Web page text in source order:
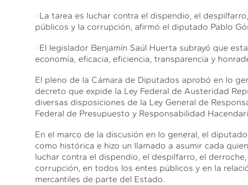
· La tarea es luchar contra el dispendio, el
públicos y la corrupción, afirmó el diputado Pablo
· El legislador Benjamín Saúl Huerta subrayó que
economía, eficacia, eficiencia, transparencia y
El pleno de la Cámara de Diputados aprobó en lo
decreto que expide la Ley Federal de Austeridad
diversas disposiciones de la Ley General de
Federal de Presupuesto y Responsabilidad
En el marco de la discusión en lo general, el
como histórica e hizo un llamado a asumir cada
luchar contra el dispendio, el despilfarro, el
corrupción, en todos los entes públicos y en la
mercantiles de parte del Estado.